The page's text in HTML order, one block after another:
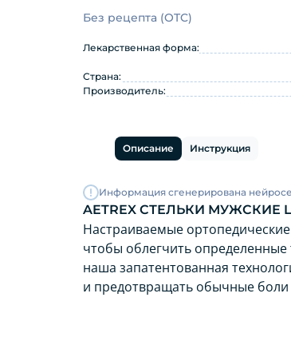
AETREX СТЕЛЬКИ
Без рецепта (OTC)
Лекарственная форма:
Страна:
Производитель:
Описание Инструкция
Информация сгенерирована
AETREX СТЕЛЬКИ МУЖСКИЕ
Настраиваемые
чтобы облегчить определенные
наша запатентованная
и предотвращать обычные боли